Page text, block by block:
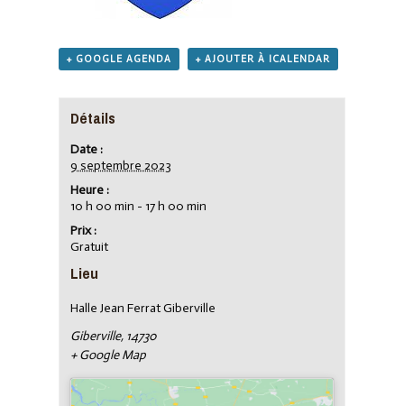
+ GOOGLE AGENDA + AJOUTER À ICALENDAR
Détails
Date :
9 septembre 2023
Heure :
10 h 00 min - 17 h 00 min
Prix :
Gratuit
Lieu
Halle Jean Ferrat Giberville
Giberville, 14730
+ Google Map